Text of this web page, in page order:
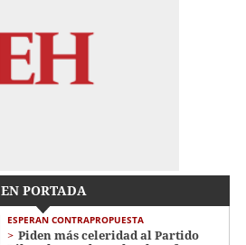
EN PORTADA
ESPERAN CONTRAPROPUESTA
Piden más celeridad al Partido